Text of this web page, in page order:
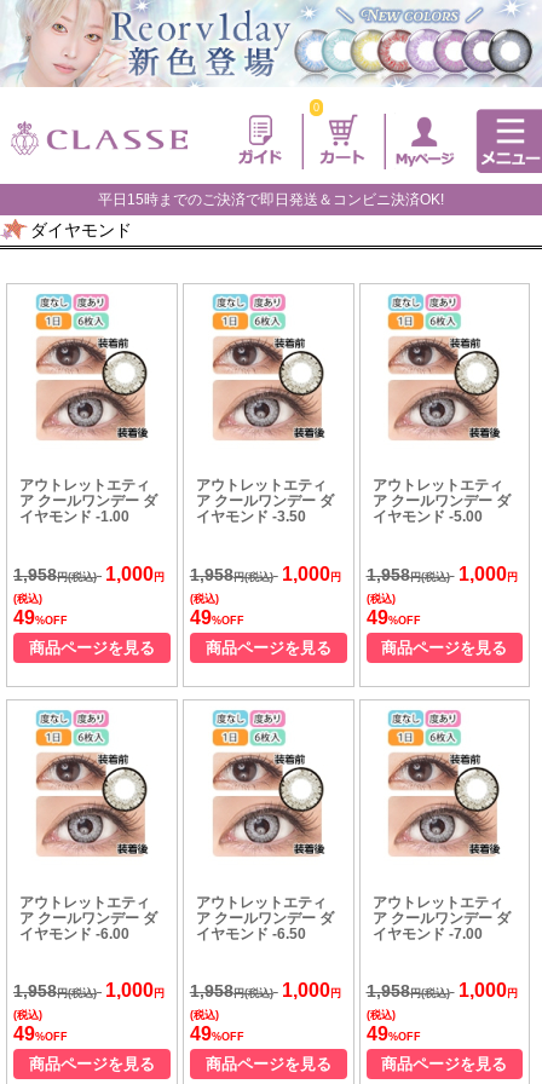
0
平日15時までのご決済で即日発送＆コンビニ決済OK!
ダイヤモンド
アウトレットエティ
ア クールワンデー ダ
イヤモンド -1.00
1,958円(税込) 1,000 円
(税込)
49%OFF
商品ページを見る
アウトレットエティ
ア クールワンデー ダ
イヤモンド -3.50
1,958円(税込) 1,000円
(税込)
49%OFF
商品ページを見る
アウトレットエティ
ア クールワンデー ダ
イヤモンド -5.00
1,958円(税込) 1,000円
(税込)
49%OFF
商品ページを見る
アウトレットエティ
ア クールワンデー ダ
イヤモンド -6.00
1,958円(税込) 1,000 円
(税込)
49%OFF
商品ページを見る
アウトレットエティ
ア クールワンデー ダ
イヤモンド -6.50
1,958円(税込) 1,000円
(税込)
49%OFF
商品ページを見る
アウトレットエティ
ア クールワンデー ダ
イヤモンド -7.00
1,958円(税込) 1,000円
(税込)
49%OFF
商品ページを見る